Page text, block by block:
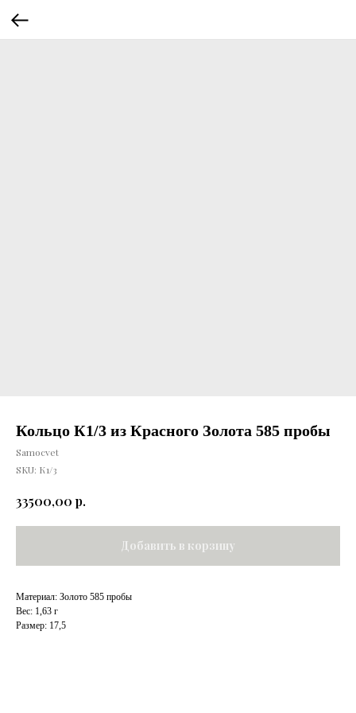
Кольцо К1/3 из Красного Золота 585 пробы
Samocvet
SKU: К1/3
33500,00 р.
Добавить в корзину
Материал: Золото 585 пробы
Вес: 1,63 г
Размер: 17,5